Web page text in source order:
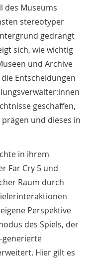
des Museums
stereotyper
gedrängt
sich, wie wichtig
und Archive
Entscheidungen
geschaffen,
und dieses in
in ihrem
Far Cry 5 und
Raum durch
Perspektive
des Spiels, der
generierte
Hier gilt es